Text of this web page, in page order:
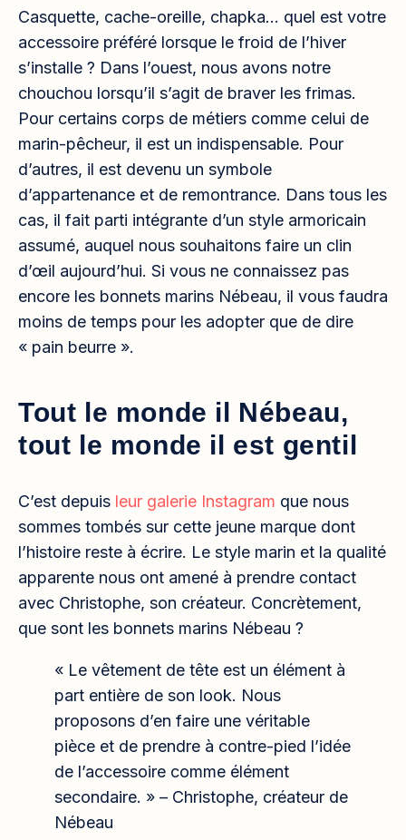
Casquette, cache-oreille, chapka… quel est votre
accessoire préféré lorsque le froid de l’hiver
s’installe ? Dans l’ouest, nous avons notre
chouchou lorsqu’il s’agit de braver les frimas.
Pour certains corps de métiers comme celui de
marin-pêcheur, il est un indispensable. Pour
d’autres, il est devenu un symbole
d’appartenance et de remontrance. Dans tous les
cas, il fait parti intégrante d’un style armoricain
assumé, auquel nous souhaitons faire un clin
d’œil aujourd’hui. Si vous ne connaissez pas
encore les bonnets marins Nébeau, il vous faudra
moins de temps pour les adopter que de dire
« pain beurre ».
Tout le monde il Nébeau,
tout le monde il est gentil
C’est depuis leur galerie Instagram que nous
sommes tombés sur cette jeune marque dont
l’histoire reste à écrire. Le style marin et la qualité
apparente nous ont amené à prendre contact
avec Christophe, son créateur. Concrètement,
que sont les bonnets marins Nébeau ?
« Le vêtement de tête est un élément à
part entière de son look. Nous
proposons d’en faire une véritable
pièce et de prendre à contre-pied l’idée
de l’accessoire comme élément
secondaire. » – Christophe, créateur de
Nébeau